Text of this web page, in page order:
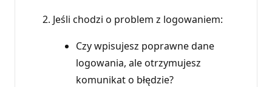
Jeśli chodzi o problem z logowaniem:
Czy wpisujesz poprawne dane
logowania, ale otrzymujesz
komunikat o błędzie?